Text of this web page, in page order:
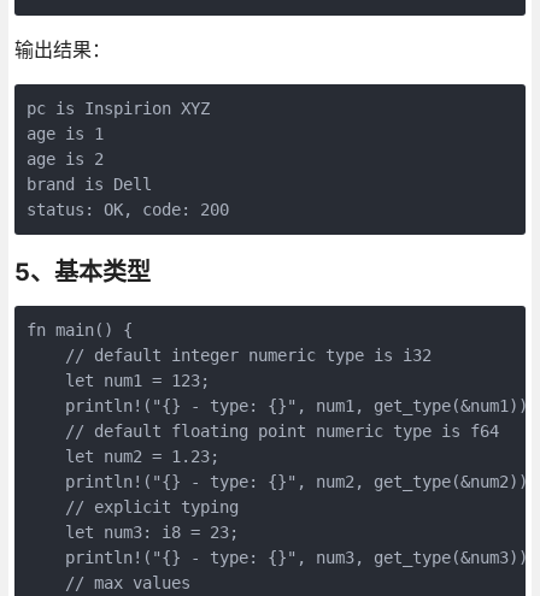
输出结果：
pc is Inspirion XYZ
age is 1
age is 2
brand is Dell
status: OK, code: 200
5、基本类型
fn main() {
    // default integer numeric type is i32
    let num1 = 123;
    println!("{} - type: {}", num1, get_type(&num1));
    // default floating point numeric type is f64
    let num2 = 1.23;
    println!("{} - type: {}", num2, get_type(&num2));
    // explicit typing
    let num3: i8 = 23;
    println!("{} - type: {}", num3, get_type(&num3));
    // max values